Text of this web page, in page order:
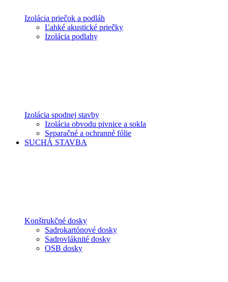
Izolácia priečok a podláh
Ľahké akustické priečky
Izolácia podlahy
Izolácia spodnej stavby
Izolácia obvodu pivnice a sokla
Separačné a ochranné fólie
SUCHÁ STAVBA
Konštrukčné dosky
Sadrokartónové dosky
Sadrovláknité dosky
OSB dosky